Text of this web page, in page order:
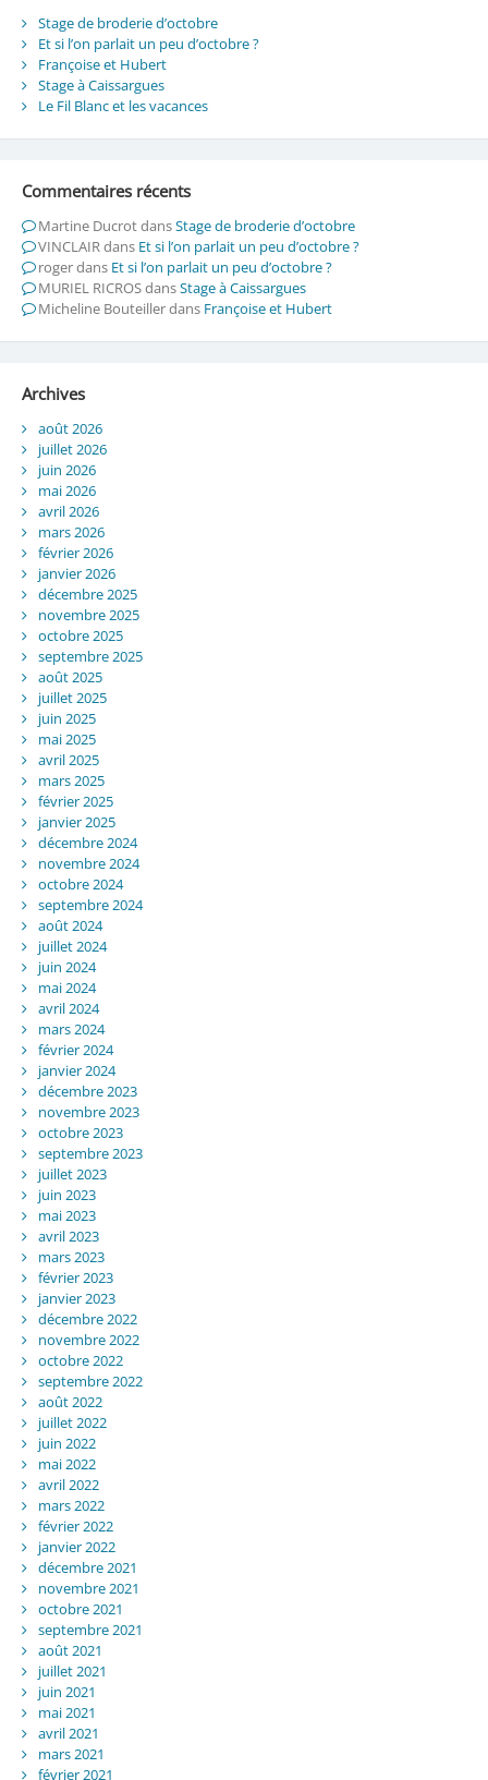
Stage de broderie d’octobre
Et si l’on parlait un peu d’octobre ?
Françoise et Hubert
Stage à Caissargues
Le Fil Blanc et les vacances
Commentaires récents
Martine DucrotdansStage de broderie d’octobre
VINCLAIRdans Et si l’on parlait un peu d’octobre ?
rogerdans Et si l’on parlait un peu d’octobre ?
MURIEL RICROSdansStage à Caissargues
Micheline Bouteillerdans Françoise et Hubert
Archives
août 2026
juillet 2026
juin 2026
mai 2026
avril 2026
mars 2026
février 2026
janvier 2026
décembre 2025
novembre 2025
octobre 2025
septembre 2025
août 2025
juillet 2025
juin 2025
mai 2025
avril 2025
mars 2025
février 2025
janvier 2025
décembre 2024
novembre 2024
octobre 2024
septembre 2024
août 2024
juillet 2024
juin 2024
mai 2024
avril 2024
mars 2024
février 2024
janvier 2024
décembre 2023
novembre 2023
octobre 2023
septembre 2023
juillet 2023
juin 2023
mai 2023
avril 2023
mars 2023
février 2023
janvier 2023
décembre 2022
novembre 2022
octobre 2022
septembre 2022
août 2022
juillet 2022
juin 2022
mai 2022
avril 2022
mars 2022
février 2022
janvier 2022
décembre 2021
novembre 2021
octobre 2021
septembre 2021
août 2021
juillet 2021
juin 2021
mai 2021
avril 2021
mars 2021
février 2021